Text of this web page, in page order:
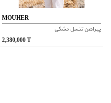
MOUHER
پیراهن تنسل مشکی
2,380,000